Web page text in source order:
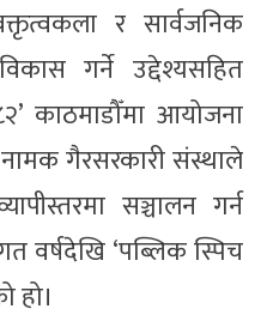
र सार्वजनिक
गर्ने उद्देश्यसहित
काठमाडौँमा आयोजना
गैरसरकारी संस्थाले
सञ्चालन गर्न
वर्षदेखि ‘पब्लिक स्पिच
हो।